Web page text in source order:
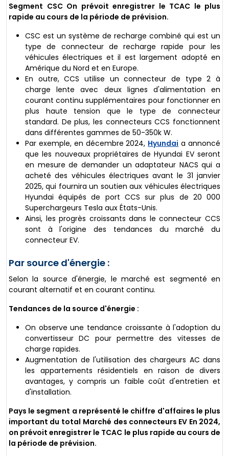
Segment CSC On prévoit enregistrer le TCAC le plus
rapide au cours de la période de prévision.
CSC est un système de recharge combiné qui est un
type de connecteur de recharge rapide pour les
véhicules électriques et il est largement adopté en
Amérique du Nord et en Europe.
En outre, CCS utilise un connecteur de type 2 à
charge lente avec deux lignes d'alimentation en
courant continu supplémentaires pour fonctionner en
plus haute tension que le type de connecteur
standard. De plus, les connecteurs CCS fonctionnent
dans différentes gammes de 50-350k W.
Par exemple, en décembre 2024, Hyundai a annoncé
que les nouveaux propriétaires de Hyundai EV seront
en mesure de demander un adaptateur NACS qui a
acheté des véhicules électriques avant le 31 janvier
2025, qui fournira un soutien aux véhicules électriques
Hyundai équipés de port CCS sur plus de 20 000
Superchargeurs Tesla aux États-Unis.
Ainsi, les progrès croissants dans le connecteur CCS
sont à l'origine des tendances du marché du
connecteur EV.
Par source d'énergie :
Selon la source d'énergie, le marché est segmenté en
courant alternatif et en courant continu.
Tendances de la source d'énergie :
On observe une tendance croissante à l'adoption du
convertisseur DC pour permettre des vitesses de
charge rapides.
Augmentation de l'utilisation des chargeurs AC dans
les appartements résidentiels en raison de divers
avantages, y compris un faible coût d'entretien et
d'installation.
Pays le segment a représenté le chiffre d'affaires le plus
important du total Marché des connecteurs EV En 2024,
on prévoit enregistrer le TCAC le plus rapide au cours de
la période de prévision.